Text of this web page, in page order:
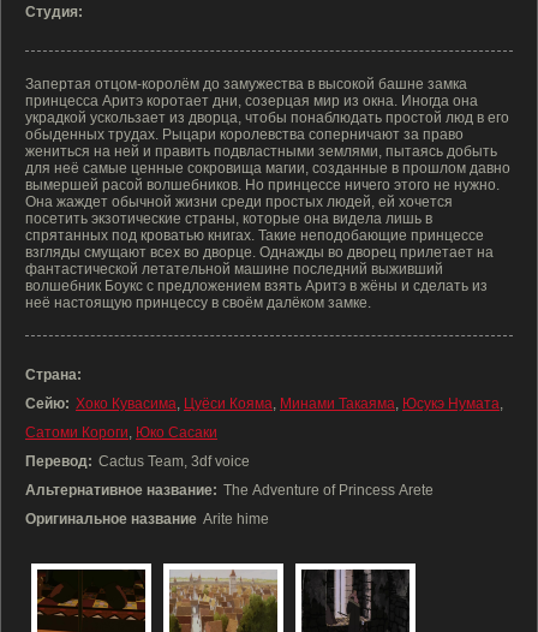
Студия:
Запертая отцом-королём до замужества в высокой башне замка
принцесса Аритэ коротает дни, созерцая мир из окна. Иногда она
украдкой ускользает из дворца, чтобы понаблюдать простой люд в его
обыденных трудах. Рыцари королевства соперничают за право
жениться на ней и править подвластными землями, пытаясь добыть
для неё самые ценные сокровища магии, созданные в прошлом давно
вымершей расой волшебников. Но принцессе ничего этого не нужно.
Она жаждет обычной жизни среди простых людей, ей хочется
посетить экзотические страны, которые она видела лишь в
спрятанных под кроватью книгах. Такие неподобающие принцессе
взгляды смущают всех во дворце. Однажды во дворец прилетает на
фантастической летательной машине последний выживший
волшебник Боукс с предложением взять Аритэ в жёны и сделать из
неё настоящую принцессу в своём далёком замке.
Страна:
Сейю: Хоко Кувасима, Цуёси Кояма, Минами Такаяма, Юсукэ Нумата,
Сатоми Короги, Юко Сасаки
Перевод: Cactus Team, 3df voice
Альтернативное название: The Adventure of Princess Arete
Оригинальное название Arite hime